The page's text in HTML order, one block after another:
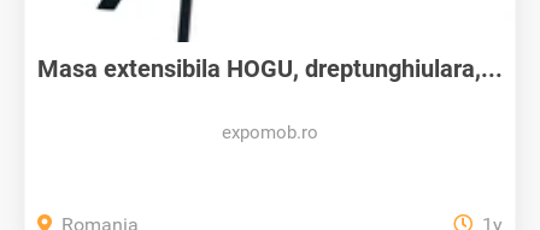
Masa extensibila HOGU, dreptunghiulara,...
expomob.ro
Romania 1y